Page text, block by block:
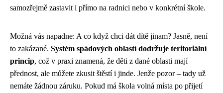
samozřejmě zastavit i přímo na radnici nebo v konkrétní škole.
Možná vás napadne: A co když chci dát dítě jinam? Jasně, není
to zakázané. Systém spádových oblastí dodržuje teritoriální
princip, což v praxi znamená, že děti z dané oblasti mají
přednost, ale můžete zkusit štěstí i jinde. Jenže pozor – tady už
nemáte žádnou záruku. Pokud má škola volná místa po přijetí